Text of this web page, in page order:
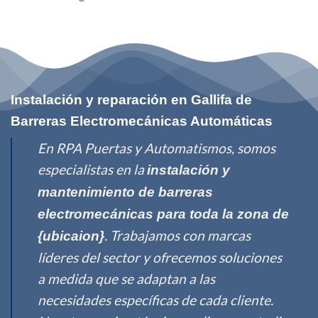
Instalación y reparación en Gallifa de
Barreras Electromecánicas Automáticas
En RPA Puertas y Automatismos, somos
especialistas en lainstalación y
mantenimiento de barreras
electromecánicas para toda la zona de
{ubicaion}. Trabajamos con marcas
líderes del sector y ofrecemos soluciones
a medida que se adaptan a las
necesidades específicas de cada cliente.